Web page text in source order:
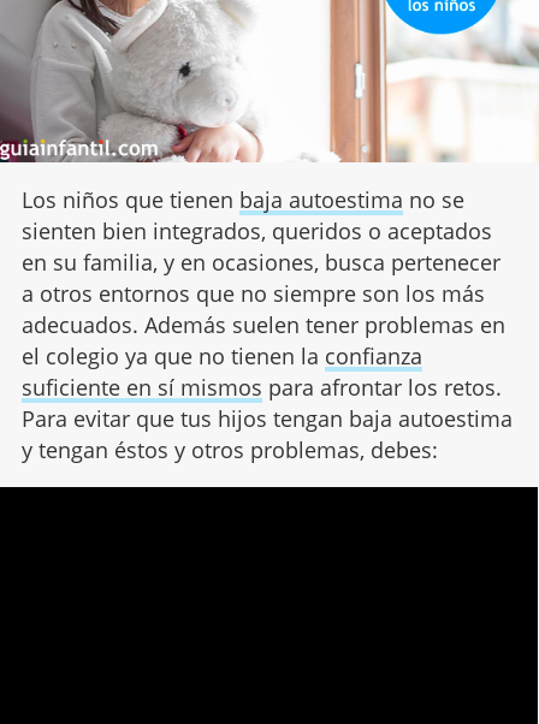
Los niños que tienen baja autoestima no se
sienten bien integrados, queridos o aceptados
en su familia, y en ocasiones, busca pertenecer
a otros entornos que no siempre son los más
adecuados. Además suelen tener problemas en
el colegio ya que no tienen la confianza
suficiente en sí mismos para afrontar los retos.
Para evitar que tus hijos tengan baja autoestima
y tengan éstos y otros problemas, debes: